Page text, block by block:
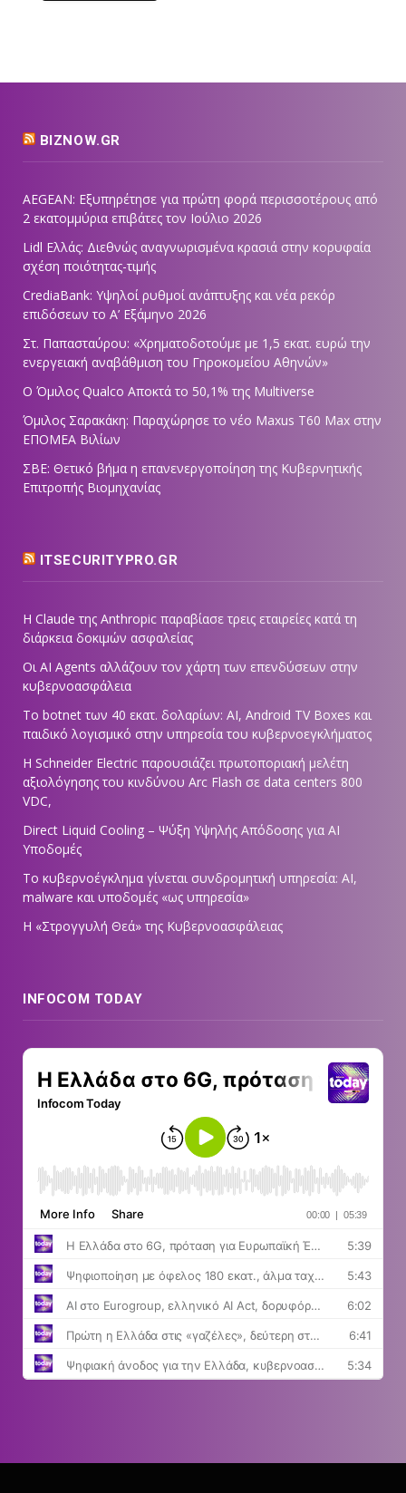
BIZNOW.GR
AEGEAN: Εξυπηρέτησε για πρώτη φορά περισσοτέρους από
2 εκατομμύρια επιβάτες τον Ιούλιο 2026
Lidl Ελλάς: Διεθνώς αναγνωρισμένα κρασιά στην κορυφαία
σχέση ποιότητας-τιμής
CrediaBank: Υψηλοί ρυθμοί ανάπτυξης και νέα ρεκόρ
επιδόσεων το Α’ Εξάμηνο 2026
Στ. Παπασταύρου: «Χρηματοδοτούμε με 1,5 εκατ. ευρώ την
ενεργειακή αναβάθμιση του Γηροκομείου Αθηνών»
Ο Όμιλος Qualco Αποκτά το 50,1% της Multiverse
Όμιλος Σαρακάκη: Παραχώρησε το νέο Maxus T60 Max στην
ΕΠΟΜΕΑ Βιλίων
ΣΒΕ: Θετικό βήμα η επανενεργοποίηση της Κυβερνητικής
Επιτροπής Βιομηχανίας
ITSECURITYPRO.GR
Η Claude της Anthropic παραβίασε τρεις εταιρείες κατά τη
διάρκεια δοκιμών ασφαλείας
Οι AI Agents αλλάζουν τον χάρτη των επενδύσεων στην
κυβερνοασφάλεια
Το botnet των 40 εκατ. δολαρίων: AI, Android TV Boxes και
παιδικό λογισμικό στην υπηρεσία του κυβερνοεγκλήματος
Η Schneider Electric παρουσιάζει πρωτοποριακή μελέτη
αξιολόγησης του κινδύνου Arc Flash σε data centers 800
VDC,
Direct Liquid Cooling – Ψύξη Υψηλής Απόδοσης για AI
Υποδομές
Το κυβερνοέγκλημα γίνεται συνδρομητική υπηρεσία: AI,
malware και υποδομές «ως υπηρεσία»
Η «Στρογγυλή Θεά» της Κυβερνοασφάλειας
INFOCOM TODAY